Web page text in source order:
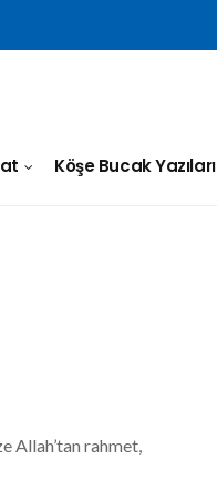
Köşe Bucak Yazıları
Allah’tan rahmet,